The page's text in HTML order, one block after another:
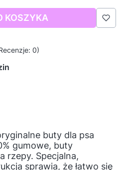
KOSZYKA
0)
buty dla psa
gumowe, buty
rzepy. Specjalna,
sprawia, że łatwo się